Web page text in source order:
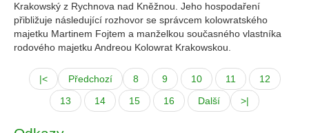
Krakowský z Rychnova nad Kněžnou. Jeho hospodaření
přibližuje následující rozhovor se správcem kolowratského
majetku Martinem Fojtem a manželkou současného vlastníka
rodového majetku Andreou Kolowrat Krakowskou.
|< Předchozí 8 9 10 11
12
13
14 15 16 Další >|